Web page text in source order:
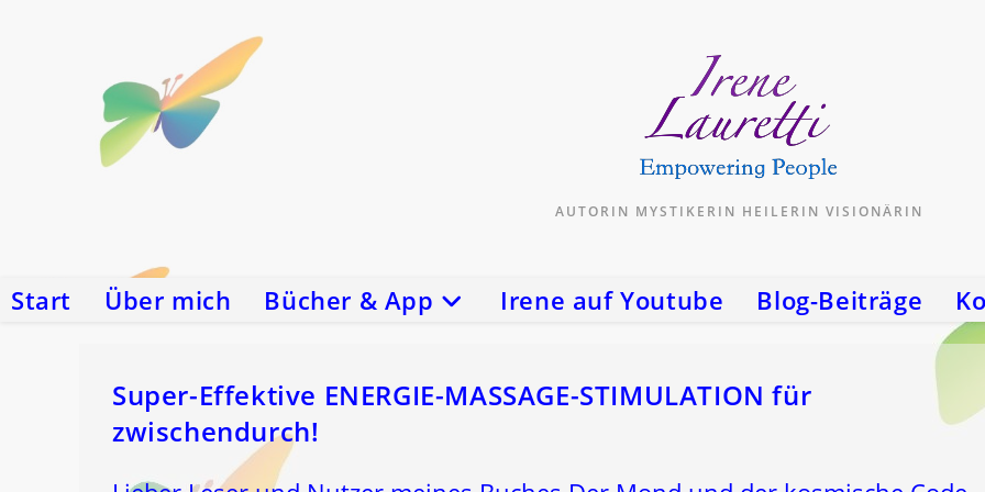
AUTORIN MYSTIKERIN HEILERIN VISIONÄRIN
Start Über mich Bücher & App Irene auf Youtube Blog-Beiträge
Super-Effektive ENERGIE-MASSAGE-STIMULATION für
zwischendurch!